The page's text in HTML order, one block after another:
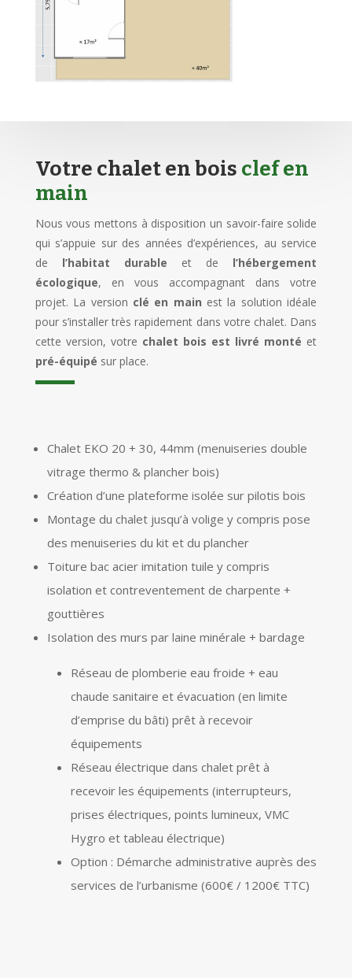
Votre chalet en bois clef en
main
Nous vous mettons à disposition un savoir-faire solide
qui s’appuie sur des années d’expériences, au service
de l’habitat durable et de l’hébergement
écologique, en vous accompagnant dans votre
projet. La version clé en main est la solution idéale
pour s’installer très rapidement dans votre chalet. Dans
cette version, votre chalet bois est livré monté et
pré-équipé sur place.
Chalet EKO 20 + 30, 44mm (menuiseries double
vitrage thermo & plancher bois)
Création d’une plateforme isolée sur pilotis bois
Montage du chalet jusqu’à volige y compris pose
des menuiseries du kit et du plancher
Toiture bac acier imitation tuile y compris
isolation et contreventement de charpente +
gouttières
Isolation des murs par laine minérale + bardage
Réseau de plomberie eau froide + eau
chaude sanitaire et évacuation (en limite
d’emprise du bâti) prêt à recevoir
équipements
Réseau électrique dans chalet prêt à
recevoir les équipements (interrupteurs,
prises électriques, points lumineux, VMC
Hygro et tableau électrique)
Option : Démarche administrative auprès des
services de l’urbanisme (600€ / 1200€ TTC)